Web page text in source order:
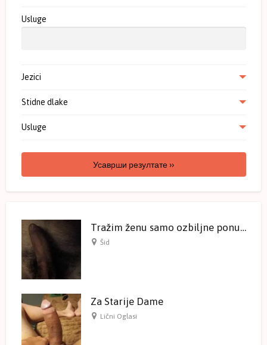
Usluge
Jezici
Stidne dlake
Usluge
Усаврши резултате ››
Tražim ženu samo ozbiljne ponude
Šid
Za Starije Dame
Lični Oglasi